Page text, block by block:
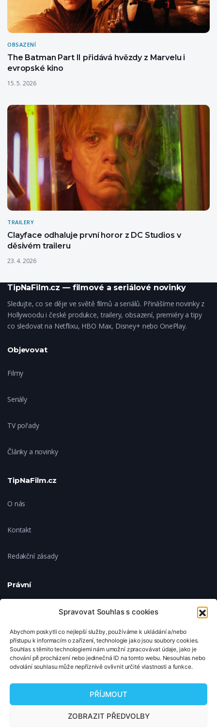
Spravovat Souhlas s cookies
Abychom poskytli co nejlepší služby, používáme k ukládání a/nebo
přístupu k informacím o zařízení, technologie jako jsou soubory cookies.
Souhlas s těmito technologiemi nám umožní zpracovávat údaje, jako je
chování při procházení nebo jedinečná ID na tomto webu. Nesouhlas nebo
odvolání souhlasu může nepříznivě ovlivnit určité vlastnosti a funkce.
PŘÍJMOUT
ZOBRAZIT PŘEDVOLBY
OBSAZENÍ
The Batman Part II přidává hvězdy z Marvelu i
evropské kino
15. 5. 2026
TRAILERY
Clayface odhaluje první horor z DC Studios v
děsivém traileru
23. 4. 2026
TipNaFilm.cz — filmové a seriálové novinky
Sledujte, co se děje ve světě filmů a seriálů. Přinášíme novinky z
Hollywoodu i české produkce, trailery, obsazení, premiéry a tipy
co sledovat na Netflixu, HBO Max, Disney+ nebo OnePlay.
Objevovat
Filmy
Seriály
TV pořady
Články a novinky
TipNaFilm.cz
O nás
Kontakt
Redakční zásady
Právní
Ochrana soukromí
Zásady cookies
Nastavení cookies
© 2026 TipNaFilm.cz. Všechna práva vyhrazena.
Copyright © 2026 TipNaFilm.cz. Všechna práva vyhrazena.